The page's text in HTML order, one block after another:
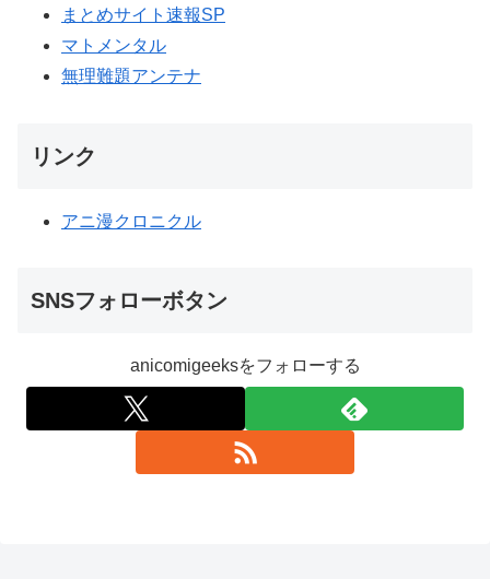
まとめサイト速報SP
マトメンタル
無理難題アンテナ
リンク
アニ漫クロニクル
SNSフォローボタン
anicomigeeksをフォローする